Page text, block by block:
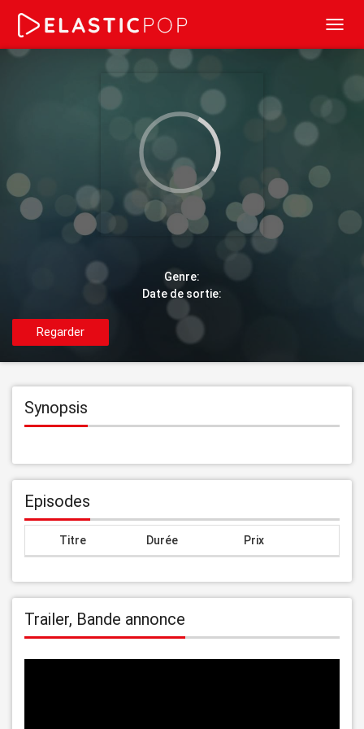
Genre:
Date de sortie:
Regarder
Synopsis
Episodes
Titre Durée Prix
Trailer, Bande annonce